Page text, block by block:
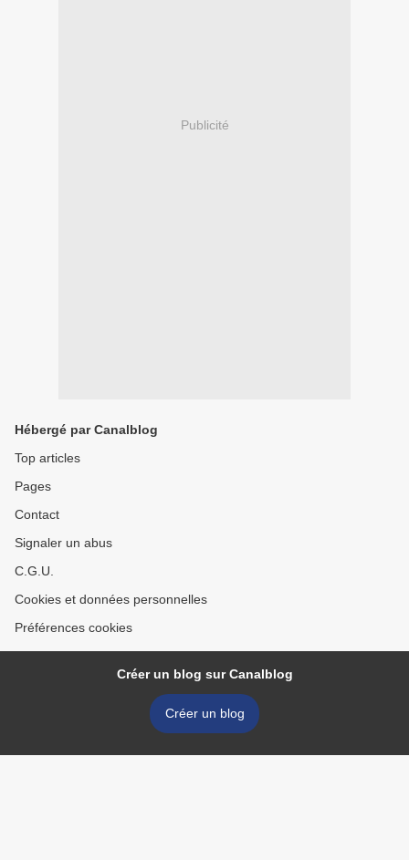
Publicité
Hébergé par Canalblog
Top articles
Pages
Contact
Signaler un abus
C.G.U.
Cookies et données personnelles
Préférences cookies
Créer un blog sur Canalblog
Créer un blog